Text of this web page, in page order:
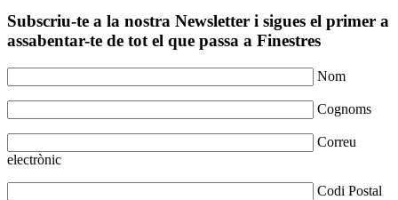
Subscriu-te a la nostra Newsletter i sigues el primer a
assabentar-te de tot el que passa a Finestres
Nom
Cognoms
Correu
electrònic
Codi Postal